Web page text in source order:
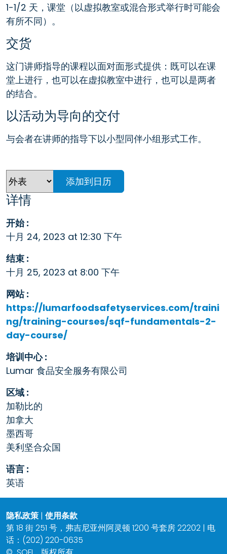
1-1/2 天，课堂（以虚拟教室或混合形式举行时可能会
有所不同）。
交货
这门讲师指导的课程以面对面形式提供：既可以在课
堂上进行，也可以在虚拟教室中进行，也可以是两者
的结合。
以活动为导向的交付
与会者在讲师的指导下以小型同伴小组形式工作。
添加到日历
详情
开始 :
十月 24, 2023 at 12:30 下午
结束 :
十月 25, 2023 at 8:00 下午
网站 :
https://lumarfoodsafetyservices.com/traini
ng/training-courses/sqf-fundamentals-2-
day-course/
培训中心 :
Lumar 食品安全服务有限公司
区域 :
加勒比的
加拿大
墨西哥
美利坚合众国
语言 :
英语
隐私政策 | 使用条款
第 18 街 251 号，弗吉尼亚州阿灵顿 1200 号套房 22202 | 电
话：(202) 220-0635